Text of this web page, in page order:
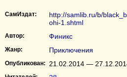
СамИздат:
http://samlib.ru/b/
ohi-1.shtml
Автор: Финикс
Жанр: Приключения
Опубликован: 21.02.2014 —